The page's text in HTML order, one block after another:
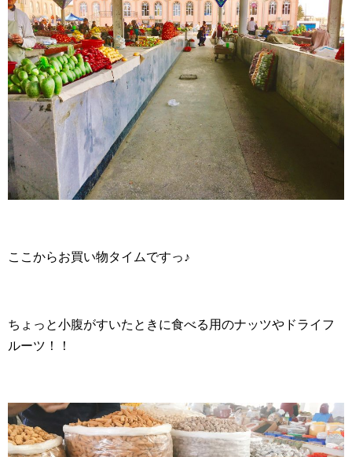
ここからお買い物タイムですっ♪
ちょっと小腹がすいたときに食べる用のナッツやドライフ
ルーツ！！